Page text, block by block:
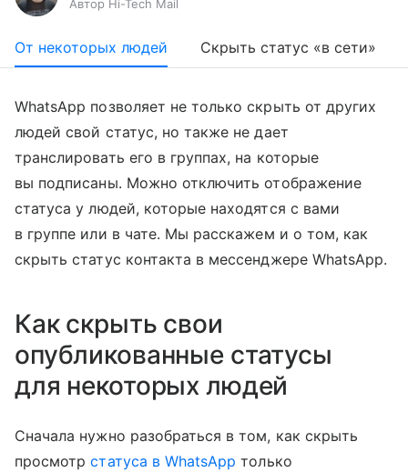
Автор Hi-Tech Mail
От некоторых людей Скрыть статус «в сети»
WhatsApp позволяет не только скрыть от других
людей свой статус, но также не дает
транслировать его в группах, на которые
вы подписаны. Можно отключить отображение
статуса у людей, которые находятся с вами
в группе или в чате. Мы расскажем и о том, как
скрыть статус контакта в мессенджере WhatsApp.
Как скрыть свои
опубликованные статусы
для некоторых людей
Сначала нужно разобраться в том, как скрыть
просмотрстатуса в WhatsApp только